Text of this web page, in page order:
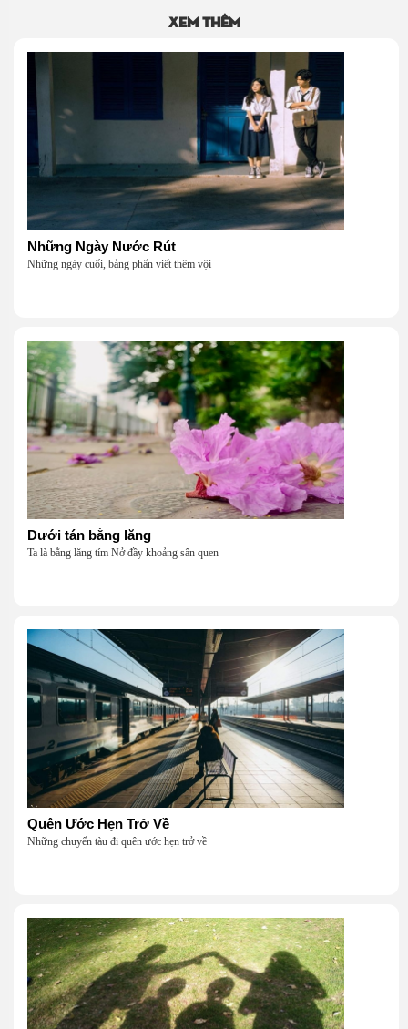
Xem thêm
Những Ngày Nước Rút
Những ngày cuối, bảng phấn viết thêm vội
Dưới tán bằng lăng
Ta là bằng lăng tím Nở đầy khoảng sân quen
Quên Ước Hẹn Trở Về
Những chuyến tàu đi quên ước hẹn trở về